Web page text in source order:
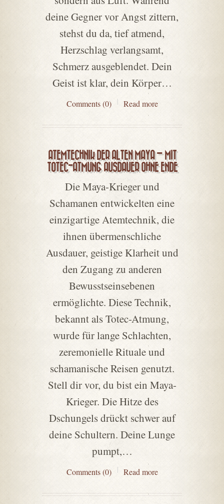
deine Gegner vor Angst zittern,
stehst du da, tief atmend,
Herzschlag verlangsamt,
Schmerz ausgeblendet. Dein
Geist ist klar, dein Körper…
Comments (0) Read more
ATEMTECHNIK DER ALTEN MAYA – MIT
TOTEC-ATMUNG AUSDAUER OHNE ENDE
Die Maya-Krieger und
Schamanen entwickelten eine
einzigartige Atemtechnik, die
ihnen übermenschliche
Ausdauer, geistige Klarheit und
den Zugang zu anderen
Bewusstseinsebenen
ermöglichte. Diese Technik,
bekannt als Totec-Atmung,
wurde für lange Schlachten,
zeremonielle Rituale und
schamanische Reisen genutzt.
Stell dir vor, du bist ein Maya-
Krieger. Die Hitze des
Dschungels drückt schwer auf
deine Schultern. Deine Lunge
pumpt,…
Comments (0) Read more